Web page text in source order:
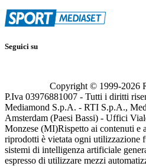
Seguici su
Copyright © 1999-2026
P.Iva 03976881007 - Tutti i diritti
Mediamond S.p.A. - RTI S.p.A.,
Amsterdam (Paesi Bassi) - Uffici
Monzese (MI)Rispetto ai contenuti e
riprodotti è vietata ogni utilizzazione
sistemi di intelligenza artificiale
espresso di utilizzare mezzi